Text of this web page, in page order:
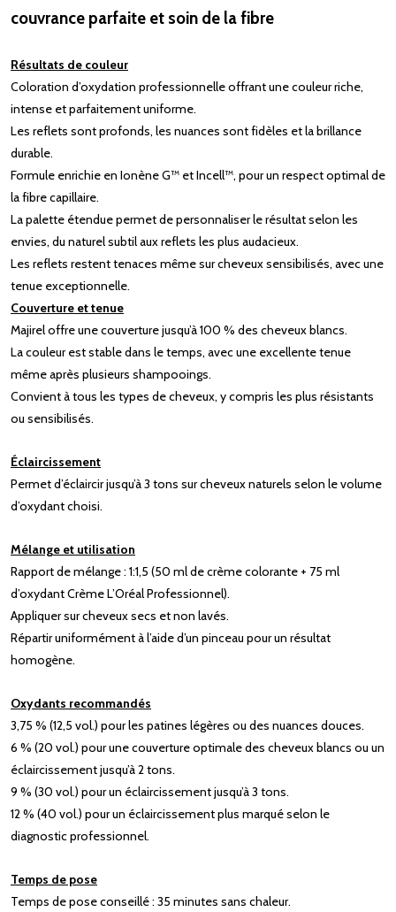
couvrance parfaite et soin de la fibre
Résultats de couleur
Coloration d’oxydation professionnelle offrant une couleur riche,
intense et parfaitement uniforme.
Les reflets sont profonds, les nuances sont fidèles et la brillance
durable.
Formule enrichie en Ionène G™ et Incell™, pour un respect optimal de
la fibre capillaire.
La palette étendue permet de personnaliser le résultat selon les
envies, du naturel subtil aux reflets les plus audacieux.
Les reflets restent tenaces même sur cheveux sensibilisés, avec une
tenue exceptionnelle.
Couverture et tenue
Majirel offre une couverture jusqu’à 100 % des cheveux blancs.
La couleur est stable dans le temps, avec une excellente tenue
même après plusieurs shampooings.
Convient à tous les types de cheveux, y compris les plus résistants
ou sensibilisés.
Éclaircissement
Permet d’éclaircir jusqu’à 3 tons sur cheveux naturels selon le volume
d’oxydant choisi.
Mélange et utilisation
Rapport de mélange : 1:1,5 (50 ml de crème colorante + 75 ml
d’oxydant Crème L’Oréal Professionnel).
Appliquer sur cheveux secs et non lavés.
Répartir uniformément à l’aide d’un pinceau pour un résultat
homogène.
Oxydants recommandés
3,75 % (12,5 vol.) pour les patines légères ou des nuances douces.
6 % (20 vol.) pour une couverture optimale des cheveux blancs ou un
éclaircissement jusqu’à 2 tons.
9 % (30 vol.) pour un éclaircissement jusqu’à 3 tons.
12 % (40 vol.) pour un éclaircissement plus marqué selon le
diagnostic professionnel.
Temps de pose
Temps de pose conseillé : 35 minutes sans chaleur.